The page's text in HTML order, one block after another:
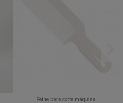
Peine para corte máquina